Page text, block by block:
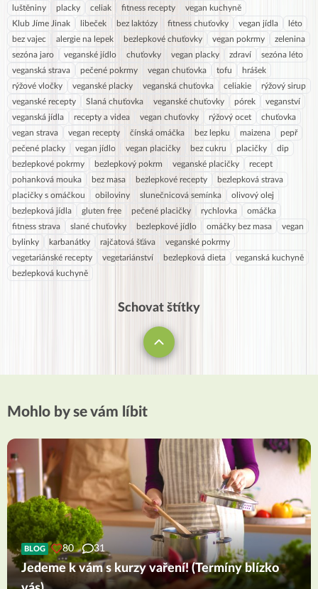
luštěniny placky celiak fitness recepty
vegan kuchyně
Klub Jíme Jinak
libeček bez laktózy fitness chuťovky vegan jídla
léto
bez vajec
alergie na lepek bezlepkové chuťovky vegan pokrmy
zelenina
sezóna jaro
veganské jídlo chuťovky vegan placky zdraví
sezóna léto
veganská strava
pečené pokrmy vegan chuťovka tofu
hrášek
rýžové vločky
veganské placky veganská chuťovka celiakie
rýžový sirup
veganské recepty
Slaná chuťovka veganské chuťovky pórek
veganství
veganská jídla
recepty a videa vegan chuťovky rýžový ocet
chuťovka
vegan strava
vegan recepty čínská omáčka bez lepku maizena
pepř
pečené placky
vegan jídlo vegan placičky bez cukru placičky
dip
bezlepkové pokrmy
bezlepkový pokrm veganské placičky
recept
pohanková mouka
bez masa bezlepkové recepty
bezlepková strava
placičky s omáčkou
obiloviny slunečnicová semínka
olivový olej
bezlepková jídla
gluten free pečené placičky rychlovka
omáčka
fitness strava
slané chuťovky bezlepkové jídlo omáčky bez masa
vegan
bylinky
karbanátky rajčatová šťáva
veganské pokrmy
vegetariánské recepty
vegetariánství bezlepková dieta
veganská kuchyně
bezlepková kuchyně
Schovat štítky
Mohlo by se vám líbit
BLOG 80 31
Jedeme k vám s kurzy vaření! (Termíny blízko